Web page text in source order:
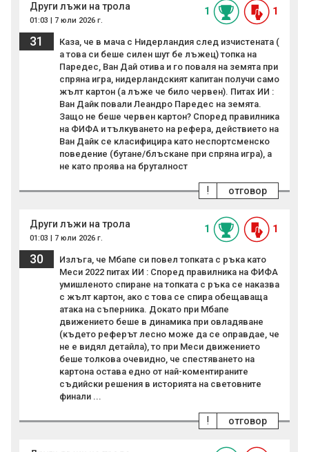
Други лъжи на трола
01:03 | 7 юли 2026 г.
1 1
31
Каза, че в мача с Нидерландия след изчистената (
а това си беше силен шут бе лъжец) топка на
Паредес, Ван Дай отива и го поваля на земята при
спряна игра, нидерландският капитан получи само
жълт картон (а лъже че било червен). Питах ИИ :
Ван Дайк повали Леандро Паредес на земята.
Защо не беше червен картон? Според правилника
на ФИФА и тълкуването на рефера, действието на
Ван Дайк се класифицира като неспортсменско
поведение (бутане/блъскане при спряна игра), а
не като проява на бруталност
отговор
!
Други лъжи на трола
01:03 | 7 юли 2026 г.
1 1
30
Излъга, че Мбапе си повел топката с ръка като
Меси 2022 питах ИИ : Според правилника на ФИФА
умишленото спиране на топката с ръка се наказва
с жълт картон, ако с това се спира обещаваща
атака на съперника. Докато при Мбапе
движението беше в динамика при овладяване
(където реферът лесно може да се оправдае, че
не е видял детайла), то при Меси движението
беше толкова очевидно, че спестяването на
картона остава едно от най-коментираните
съдийски решения в историята на световните
финали ...
отговор
!